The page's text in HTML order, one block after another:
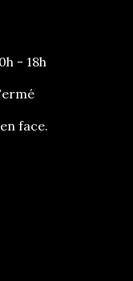
- 18h
face.